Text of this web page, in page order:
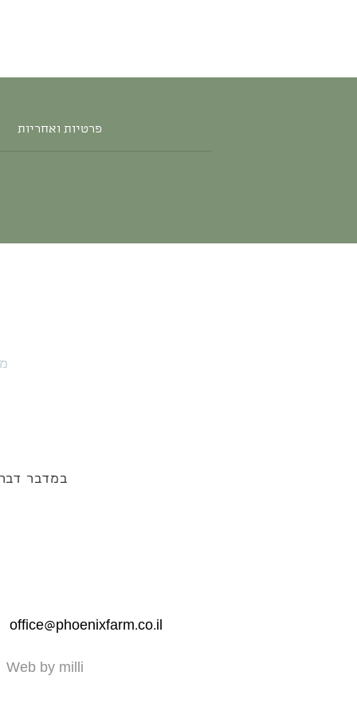
פרטיות ואחריות
במדבר
office@phoenixfarm.co.il
Web by milli